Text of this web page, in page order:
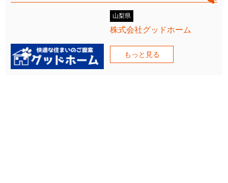
山梨県
株式会社グッドホーム
もっと見る